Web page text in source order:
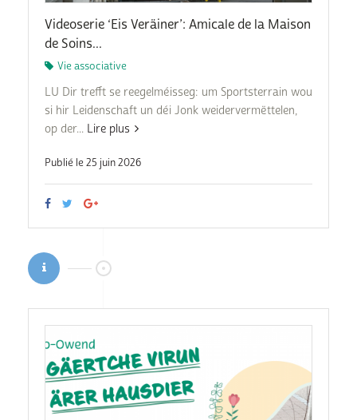
Videoserie ‘Eis Veräiner’: Amicale de la Maison
de Soins...
Vie associative
LU Dir trefft se reegelméisseg: um Sportsterrain wou
si hir Leidenschaft un déi Jonk weidervermëttelen,
op der... Lire plus
Publié le 25 juin 2026